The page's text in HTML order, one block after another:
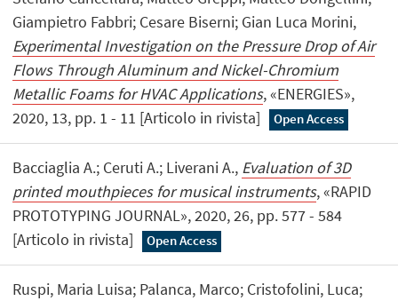
Giampietro Fabbri; Cesare Biserni; Gian Luca Morini,
Experimental Investigation on the Pressure Drop of Air
Flows Through Aluminum and Nickel-Chromium
Metallic Foams for HVAC Applications, «ENERGIES»,
2020, 13, pp. 1 - 11 [Articolo in rivista]
Open Access
Bacciaglia A.; Ceruti A.; Liverani A., Evaluation of 3D
printed mouthpieces for musical instruments, «RAPID
PROTOTYPING JOURNAL», 2020, 26, pp. 577 - 584
[Articolo in rivista]
Open Access
Ruspi, Maria Luisa; Palanca, Marco; Cristofolini, Luca;